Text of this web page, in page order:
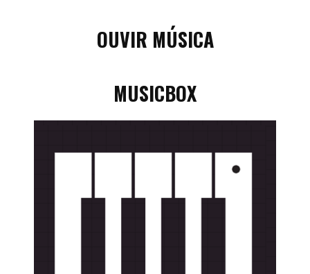
OUVIR MÚSICA
MUSICBOX